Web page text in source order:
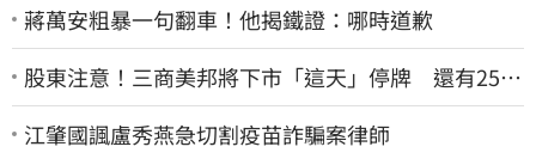
蔣萬安粗暴一句翻車！他揭鐵證：哪時道歉
股東注意！三商美邦將下市「這天」停牌 還有252
名千張大戶
江肇國諷盧秀燕急切割疫苗詐騙案律師